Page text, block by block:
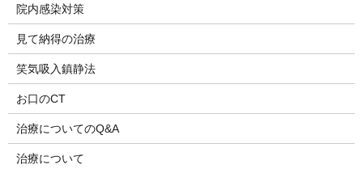
院内感染対策
見て納得の治療
笑気吸入鎮静法
お口のCT
治療についてのQ&A
治療について